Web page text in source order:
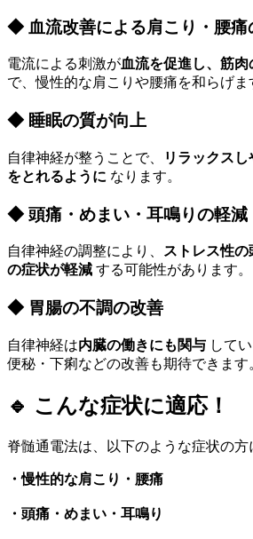
◆ 血流改善による肩こり・腰痛
電流による刺激が血流を促進し、筋
で、慢性的な肩こりや腰痛を和らげま
◆ 睡眠の質が向上
自律神経が整うことで、
リラックス
をとれるように なります。
◆ 頭痛・めまい・耳鳴りの軽減
自律神経の調整により、
ストレス性の
の症状が軽減 する可能性があります。
◆ 胃腸の不調の改善
自律神経は内臓の働きにも関与 して
便秘・下痢などの改善も期待できます
🔹 こんな症状に適応！
脊髄通電法は、以下のような症状の方
・慢性的な肩こり・腰痛
・頭痛・めまい・耳鳴り